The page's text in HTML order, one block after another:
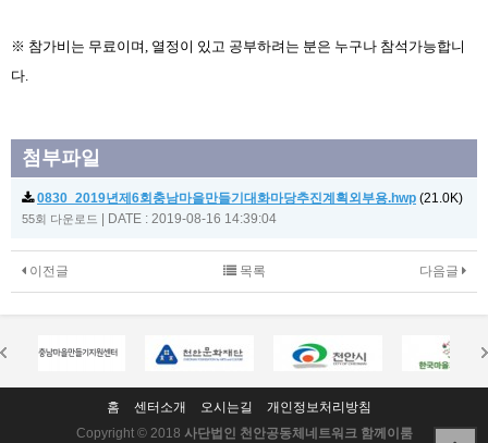
※ 참가비는 무료이며, 열정이 있고 공부하려는 분은 누구나 참석가능합니
다.
첨부파일
0830_2019년제6회충남마을만들기대화마당추진계획외부용.hwp (21.0K)
55회 다운로드 | DATE : 2019-08-16 14:39:04
이전글 다음글
목록
홈 센터소개 오시는길
개인정보처리방침
Copyright © 2018 사단법인 천안공동체네트워크 함께이룸